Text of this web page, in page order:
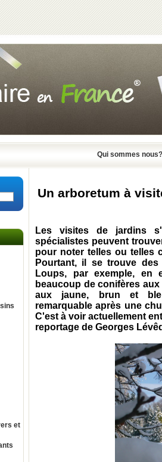
Qui sommes nous?
voisins
et
Un arboretum à
Les visites de jardins
spécialistes peuvent
pour noter telles ou telles
Pourtant, il se trouve
Loups, par exemple,
beaucoup de conifères
aux jaune, brun et
remarquable après une
C'est à voir actuellement
reportage de Georges